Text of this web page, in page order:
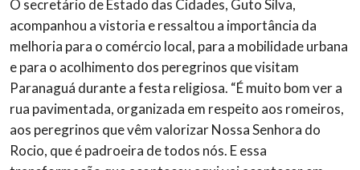
O secretário de Estado das Cidades, Guto Silva,
acompanhou a vistoria e ressaltou a importância da
melhoria para o comércio local, para a mobilidade urbana
e para o acolhimento dos peregrinos que visitam
Paranaguá durante a festa religiosa. “É muito bom ver a
rua pavimentada, organizada em respeito aos romeiros,
aos peregrinos que vêm valorizar Nossa Senhora do
Rocio, que é padroeira de todos nós. E essa